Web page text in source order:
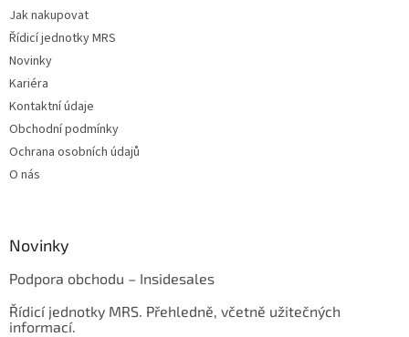
Jak nakupovat
Řídicí jednotky MRS
Novinky
Kariéra
Kontaktní údaje
Obchodní podmínky
Ochrana osobních údajů
O nás
Novinky
Podpora obchodu – Insidesales
Řídicí jednotky MRS. Přehledně, včetně užitečných
informací.